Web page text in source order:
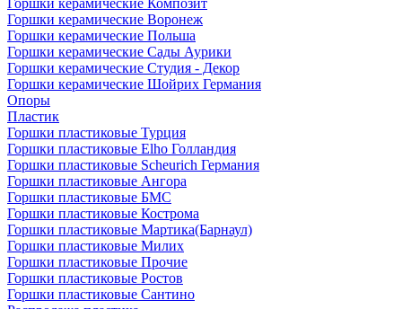
Горшки керамические Композит
Горшки керамические Воронеж
Горшки керамические Польша
Горшки керамические Сады Аурики
Горшки керамические Студия - Декор
Горшки керамические Шойрих Германия
Опоры
Пластик
Горшки пластиковые Турция
Горшки пластиковые Elho Голландия
Горшки пластиковые Scheuriсh Германия
Горшки пластиковые Ангора
Горшки пластиковые БМС
Горшки пластиковые Кострома
Горшки пластиковые Мартика(Барнаул)
Горшки пластиковые Милих
Горшки пластиковые Прочие
Горшки пластиковые Ростов
Горшки пластиковые Сантино